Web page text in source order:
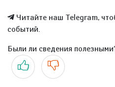
Читайте наш Telegram,
событий.
Были ли сведения
Да Нет